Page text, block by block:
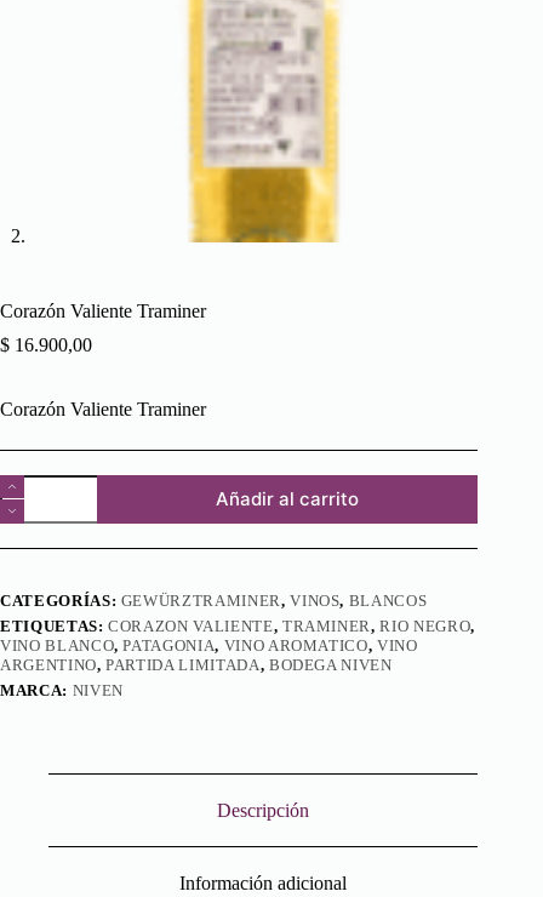
Corazón Valiente Traminer
$ 16.900,00
Corazón Valiente Traminer
Corazón
Valiente
Traminer
cantidad
Añadir al carrito
CATEGORÍAS: GEWÜRZTRAMINER,VINOS, BLANCOS
ETIQUETAS:CORAZON VALIENTE, TRAMINER,RIO NEGRO,
VINO BLANCO,PATAGONIA, VINO AROMATICO,VINO
ARGENTINO,PARTIDA LIMITADA, BODEGA NIVEN
MARCA: NIVEN
Descripción
Información adicional